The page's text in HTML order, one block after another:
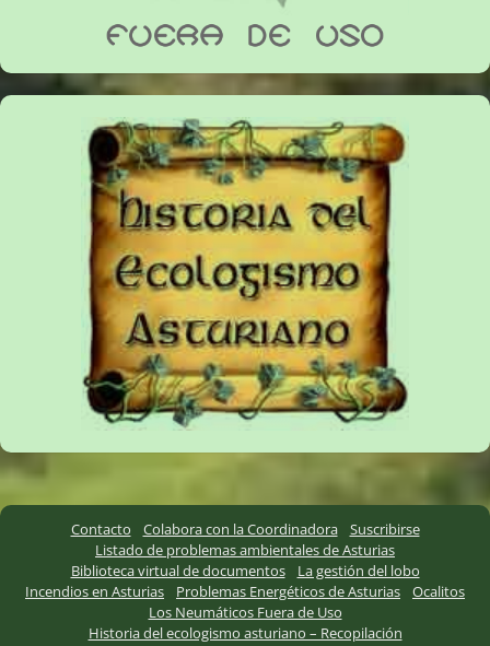
Contacto Colabora con la Coordinadora
Suscribirse
Listado de problemas ambientales de Asturias
Biblioteca virtual de documentos
La gestión del lobo
Incendios en Asturias
Problemas Energéticos de Asturias
Ocalitos
Los Neumáticos Fuera de Uso
Historia del ecologismo asturiano – Recopilación